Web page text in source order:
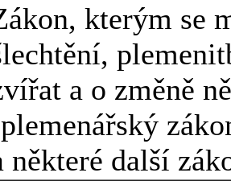
kterým se
a o změně
některé další